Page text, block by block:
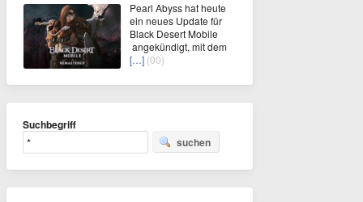
Pearl Abyss hat heute
ein neues Update für
Black Desert Mobile
angekündigt, mit dem
[…] (00)
Suchbegriff
suchen